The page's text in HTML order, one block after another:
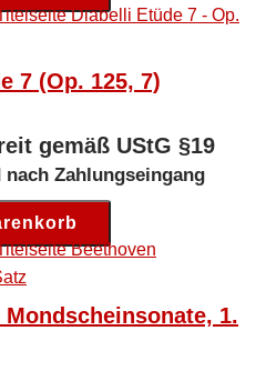
7 (Op. 125, 7)
gemäß UStG §19
Zahlungseingang
1.